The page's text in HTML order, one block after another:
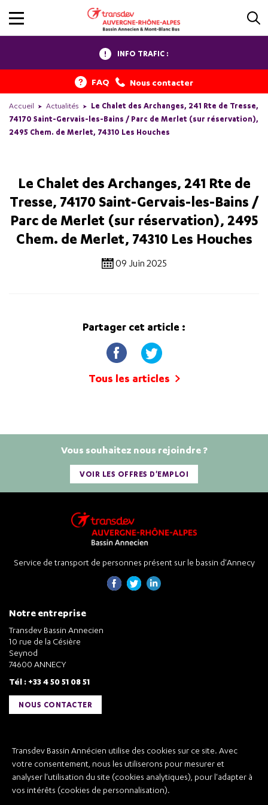
Transdev Bassin Annécien utilise des cookies sur ce site. Avec
votre consentement, nous les utiliserons pour mesurer et
analyser l'utilisation du site (cookies analytiques), pour l'adapter à
vos intérêts (cookies de personnalisation).
INFO TRAFIC :
FAQ Nous contacter
Accueil Actualités
Le Chalet des Archanges, 241 Rte de Tresse,
74170 Saint-Gervais-les-Bains / Parc de Merlet (sur réservation),
2495 Chem. de Merlet, 74310 Les Houches
Le Chalet des Archanges, 241 Rte de
Tresse, 74170 Saint-Gervais-les-Bains /
Parc de Merlet (sur réservation), 2495
Chem. de Merlet, 74310 Les Houches
09 Juin 2025
Partager cet article :
Tous les articles
Vous souhaitez nous rejoindre ?
VOIR LES OFFRES D'EMPLOI
Service de transport de personnes présent sur le bassin d'Annecy
Notre entreprise
Transdev Bassin Annecien
10 rue de la Césière
Seynod
74600 ANNECY
Tél : +33 4 50 51 08 51
NOUS CONTACTER
Transdev Bassin Annécien
Recrutement